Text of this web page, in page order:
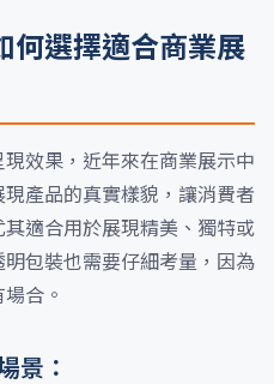
何選擇適合商業展
效果，近年來在商業展示中
產品的真實樣貌，讓消費者
適合用於展現精美、獨特或
包裝也需要仔細考量，因為
合。
景：